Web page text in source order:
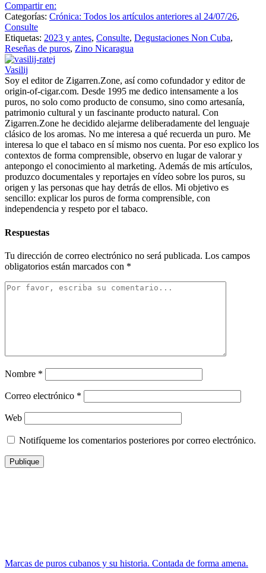
Compartir en:
Categorías: Crónica: Todos los artículos anteriores al 24/07/26,
Consulte
Etiquetas: 2023 y antes, Consulte, Degustaciones Non Cuba,
Reseñas de puros, Zino Nicaragua
Vasilij
Soy el editor de Zigarren.Zone, así como cofundador y editor de
origin-of-cigar.com. Desde 1995 me dedico intensamente a los
puros, no solo como producto de consumo, sino como artesanía,
patrimonio cultural y un fascinante producto natural. Con
Zigarren.Zone he decidido alejarme deliberadamente del lenguaje
clásico de los aromas. No me interesa a qué recuerda un puro. Me
interesa lo que el tabaco en sí mismo nos cuenta. Por eso explico los
contextos de forma comprensible, observo en lugar de valorar y
antepongo el conocimiento al marketing. Además de mis artículos,
produzco documentales y reportajes en vídeo sobre los puros, su
origen y las personas que hay detrás de ellos. Mi objetivo es
sencillo: explicar los puros de forma comprensible, con
independencia y respeto por el tabaco.
Respuestas
Tu dirección de correo electrónico no será publicada. Los campos
obligatorios están marcados con *
Nombre *
Correo electrónico *
Web
Notifíqueme los comentarios posteriores por correo electrónico.
Marcas de puros cubanos y su historia. Contada de forma amena.